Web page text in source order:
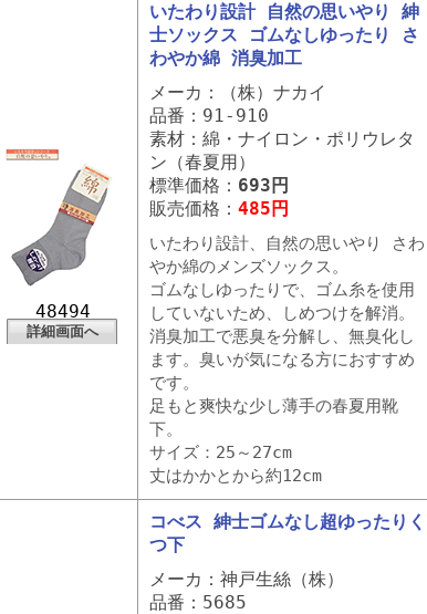
48494
詳細画面へ
いたわり設計 自然の思いやり 紳
士ソックス ゴムなしゆったり さ
わやか綿 消臭加工
メーカ：（株）ナカイ
品番：91-910
素材：綿・ナイロン・ポリウレタ
ン（春夏用）
標準価格： 693円
販売価格： 485円
いたわり設計、自然の思いやり さわ
やか綿のメンズソックス。
ゴムなしゆったりで、ゴム糸を使用
していないため、しめつけを解消。
消臭加工で悪臭を分解し、無臭化し
ます。臭いが気になる方におすすめ
です。
足もと爽快な少し薄手の春夏用靴
下。
サイズ：25～27cm
丈はかかとから約12cm
コべス 紳士ゴムなし超ゆったりく
つ下
メーカ：神戸生絲（株）
品番：5685